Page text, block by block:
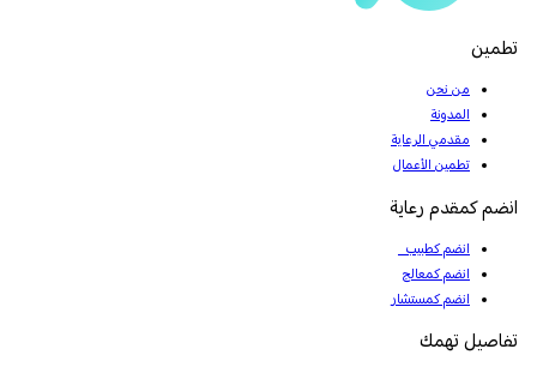
تطمين
من نحن
المدونة
مقدمي الرعاية
تطمين الأعمال
انضم كمقدم رعاية
انضم كطبيب
انضم كمعالج
انضم كمستشار
تفاصيل تهمك